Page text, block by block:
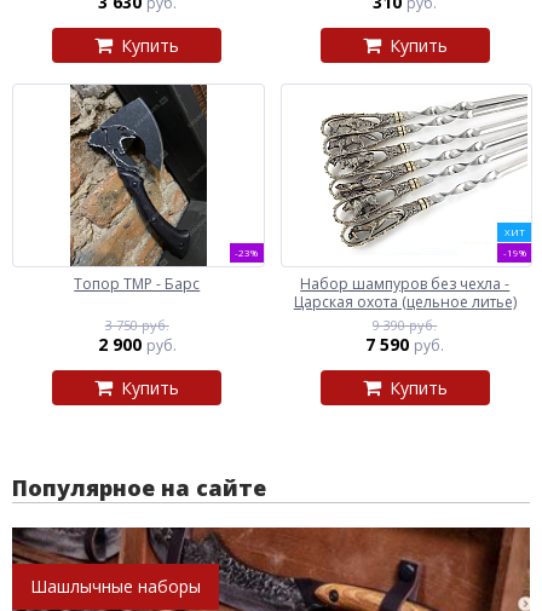
Купить Купить
-23%
Топор ТМР - Барс
3 750 руб.
2 900 руб.
Купить
ХИТ
-19%
Набор шампуров без чехла -
Царская охота (цельное литье)
9 390 руб.
7 590 руб.
Купить
Популярное на сайте
Шашлычные наборы